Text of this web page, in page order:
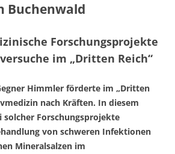
Buchenwald
Forschungsprojekte
im „Dritten Reich“
Himmler förderte im „Dritten
nach Kräften. In diesem
solcher Forschungsprojekte
von schweren Infektionen
Mineralsalzen im